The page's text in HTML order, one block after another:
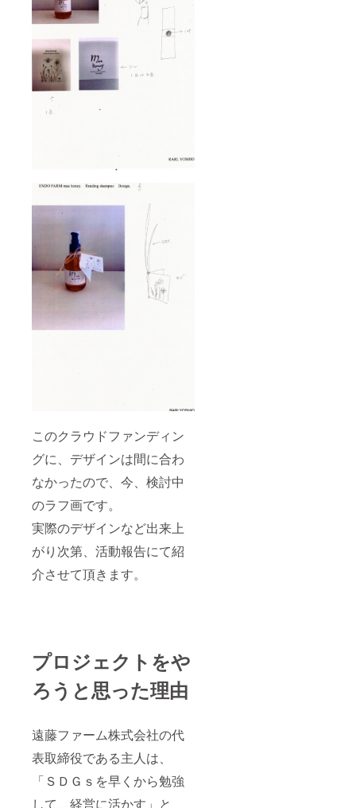
このクラウドファンディン
グに、デザインは間に合わ
なかったので、今、検討中
のラフ画です。
実際のデザインなど出来上
がり次第、活動報告にて紹
介させて頂きます。
プロジェクトをや
ろうと思った理由
遠藤ファーム株式会社の代
表取締役である主人は、
「ＳＤＧｓを早くから勉強
して、経営に活かす」と